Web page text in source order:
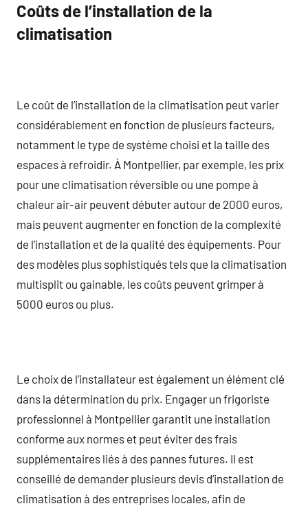
Coûts de l’installation de la
climatisation
Le coût de l’installation de la climatisation peut varier
considérablement en fonction de plusieurs facteurs,
notamment le type de système choisi et la taille des
espaces à refroidir. À Montpellier, par exemple, les prix
pour une climatisation réversible ou une pompe à
chaleur air-air peuvent débuter autour de 2000 euros,
mais peuvent augmenter en fonction de la complexité
de l’installation et de la qualité des équipements. Pour
des modèles plus sophistiqués tels que la climatisation
multisplit ou gainable, les coûts peuvent grimper à
5000 euros ou plus.
Le choix de l’installateur est également un élément clé
dans la détermination du prix. Engager un frigoriste
professionnel à Montpellier garantit une installation
conforme aux normes et peut éviter des frais
supplémentaires liés à des pannes futures. Il est
conseillé de demander plusieurs devis d’installation de
climatisation à des entreprises locales, afin de